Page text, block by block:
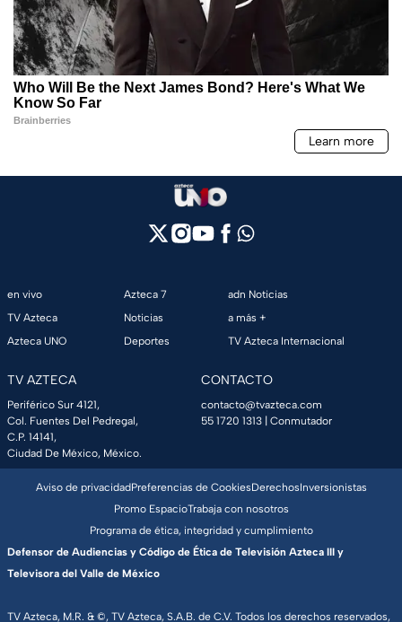
en vivo
TV Azteca
Azteca UNO
Azteca 7
Noticias
Deportes
adn Noticias
a más +
TV Azteca Internacional
TV AZTECA
Periférico Sur 4121,
Col. Fuentes Del Pedregal,
C.P. 14141,
Ciudad De México, México.
CONTACTO
contacto@tvazteca.com
55 1720 1313 | Conmutador
TV Azteca, M.R. & ©, TV Azteca, S.A.B. de C.V. Todos los derechos reservados,
Aviso de privacidadPreferencias de CookiesDerechosInversionistas
Promo EspacioTrabaja con nosotros
Programa de ética, integridad y cumplimiento
Defensor de Audiencias y Código de Ética de Televisión Azteca III y
Televisora del Valle de México